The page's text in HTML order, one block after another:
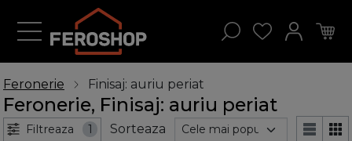
Feronerie Finisaj: auriu periat
Feronerie, Finisaj: auriu periat
Filtreaza 1 Sorteaza